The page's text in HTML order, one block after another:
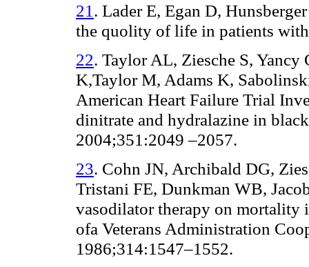
21 . Lader E, Egan D,
the quolity of life in patients
22. Taylor AL, Ziesche S, Yancy
K,Taylor M, Adams K,
American Heart Failure Trial
dinitrate and hydralazine in
2004;351:2049 –2057.
23. Cohn JN, Archibald DG,
Tristani FE, Dunkman WB,
vasodilator therapy on mortality
ofa Veterans Administration
1986;314:1547–1552.